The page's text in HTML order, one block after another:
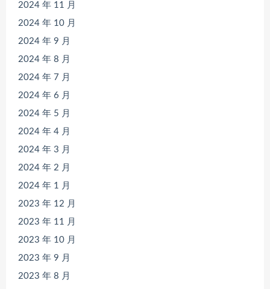
2024 年 11 月
2024 年 10 月
2024 年 9 月
2024 年 8 月
2024 年 7 月
2024 年 6 月
2024 年 5 月
2024 年 4 月
2024 年 3 月
2024 年 2 月
2024 年 1 月
2023 年 12 月
2023 年 11 月
2023 年 10 月
2023 年 9 月
2023 年 8 月